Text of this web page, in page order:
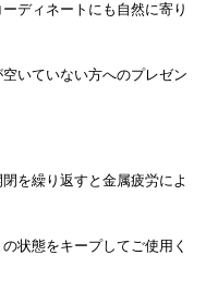
ディネートにも自然に寄り
いていない方へのプレゼン
を繰り返すと金属疲労によ
状態をキープしてご使用く